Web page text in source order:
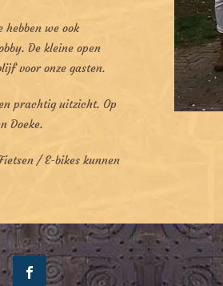
we ook
De kleine open
voor onze gasten.
prachtig uitzicht. Op
Doeke.
/ E-bikes kunnen